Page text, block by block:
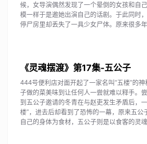
候，女导演偶然发现了一个晕倒的女孩和自
模一样于是邀她出演自己的话剧。于此同时
停尸房里却丢失了一具少女尸体。原来很多
《灵魂摆渡》第17集-五公子
444号便利店对面开起了一家名叫“五楼”的
子做的菜美味到让任何人一尝就难以释手。
到五公子邀请的冬青在与赵吏发生矛盾后，
楼”，进去后却看到了恐怖的一幕，原来五公
自己的身体为食材，五公子则是以食客的灵